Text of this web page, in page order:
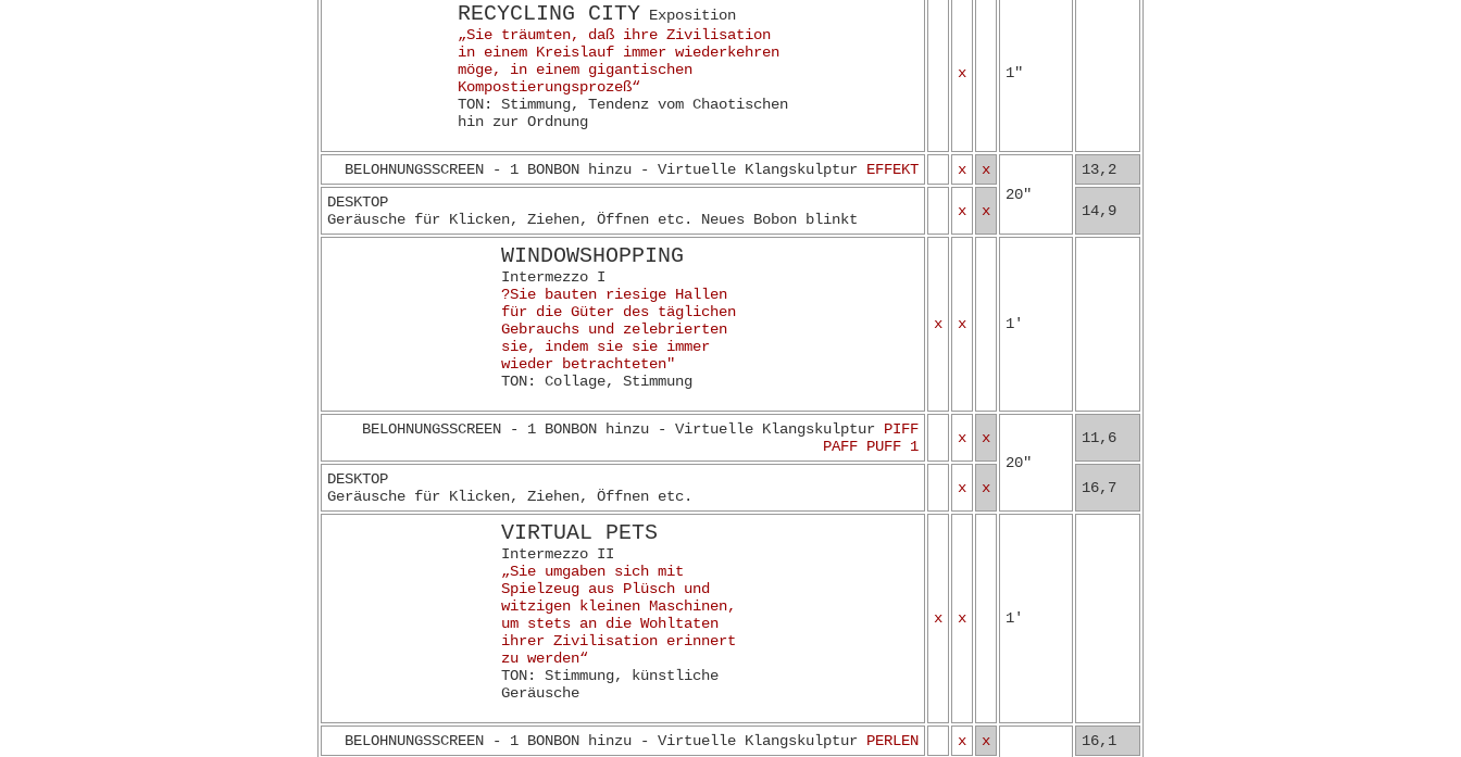
RECYCLING CITY Exposition
„Sie träumten, daß ihre Zivilisation
in einem Kreislauf immer wiederkehren
möge, in einem gigantischen
Kompostierungsprozeß“
TON: Stimmung, Tendenz vom Chaotischen
hin zur Ordnung
x 1"
BELOHNUNGSSCREEN - 1 BONBON hinzu - Virtuelle Klangskulptur EFFEKT x
x
20"
13,2
DESKTOP
Geräusche für Klicken, Ziehen, Öffnen etc. Neues Bobon blinkt
x x 14,9
WINDOWSHOPPING
Intermezzo I
?Sie bauten riesige Hallen
für die Güter des täglichen
Gebrauchs und zelebrierten
sie, indem sie sie immer
wieder betrachteten"
TON: Collage, Stimmung
x x 1'
BELOHNUNGSSCREEN - 1 BONBON hinzu - Virtuelle Klangskulptur PIFF
PAFF PUFF 1
x
x
20"
11,6
DESKTOP
Geräusche für Klicken, Ziehen, Öffnen etc.
x x 16,7
VIRTUAL PETS
Intermezzo II
„Sie umgaben sich mit
Spielzeug aus Plüsch und
witzigen kleinen Maschinen,
um stets an die Wohltaten
ihrer Zivilisation erinnert
zu werden“
TON: Stimmung, künstliche
Geräusche
x x 1'
BELOHNUNGSSCREEN - 1 BONBON hinzu - Virtuelle Klangskulptur PERLEN x
x
16,1